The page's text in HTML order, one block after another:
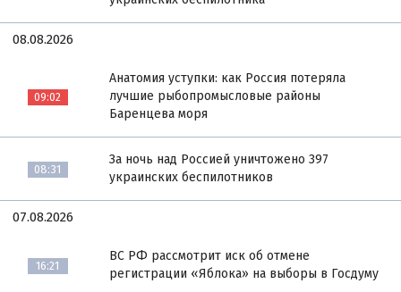
08.08.2026
09:02
Анатомия уступки: как Россия потеряла
лучшие рыбопромысловые районы
Баренцева моря
08:31
За ночь над Россией уничтожено 397
украинских беспилотников
07.08.2026
16:21
ВС РФ рассмотрит иск об отмене
регистрации «Яблока» на выборы в Госдуму